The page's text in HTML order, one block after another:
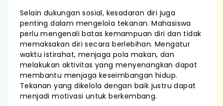
Selain dukungan sosial, kesadaran diri juga
penting dalam mengelola tekanan. Mahasiswa
perlu mengenali batas kemampuan diri dan tidak
memaksakan diri secara berlebihan. Mengatur
waktu istirahat, menjaga pola makan, dan
melakukan aktivitas yang menyenangkan dapat
membantu menjaga keseimbangan hidup.
Tekanan yang dikelola dengan baik justru dapat
menjadi motivasi untuk berkembang.